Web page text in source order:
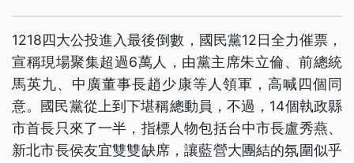
1218四大公投進入最後倒數，國民黨12日全力催票，
宣稱現場聚集超過6萬人，由黨主席朱立倫、前總統
馬英九、中廣董事長趙少康等人領軍，高喊四個同
意。國民黨從上到下堪稱總動員，不過，14個執政縣
市首長只來了一半，指標人物包括台中市長盧秀燕、
新北市長侯友宜雙雙缺席，讓藍營大團結的氛圍似乎